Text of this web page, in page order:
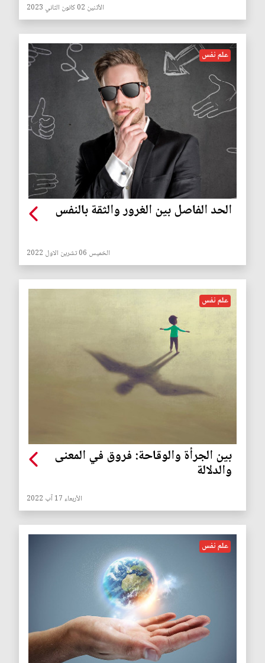
الأثنين 02 كانون الثاني 2023
علم نفس
الحد الفاصل بين الغرور والثقة بالنفس
الخميس 06 تشرين الاول 2022
علم نفس
بين الجرأة والوقاحة: فروق في المعنى
والدلالة
الأربعاء 17 آب 2022
علم نفس